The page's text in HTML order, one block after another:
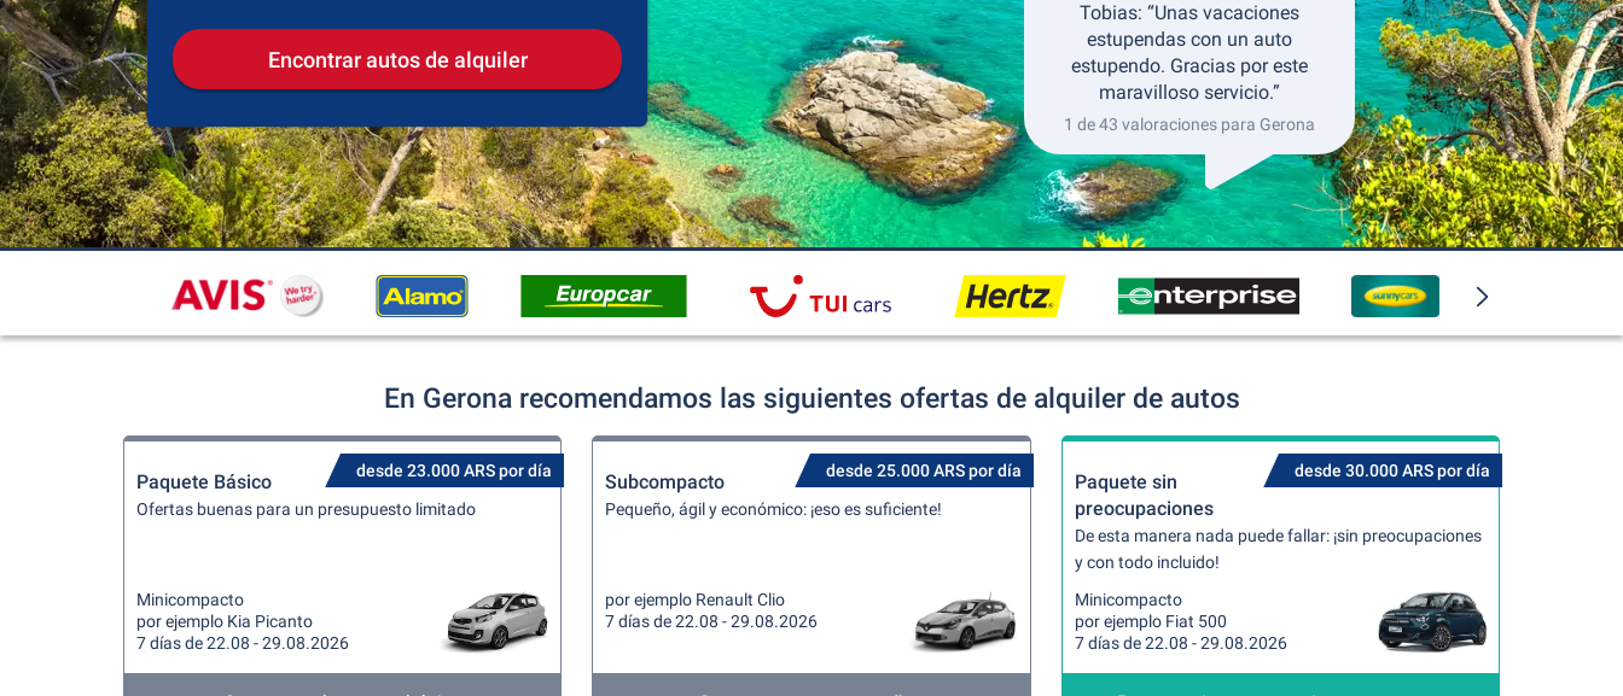
Encontrar autos de alquiler
Tobias: “Unas vacaciones
estupendas con un auto
estupendo. Gracias por este
maravilloso servicio.”
1 de 43 valoraciones para Gerona
En Gerona recomendamos las siguientes ofertas de alquiler de autos
desde 23.000 ARS por día
Paquete Básico
Ofertas buenas para un presupuesto limitado
Minicompacto
por ejemplo Kia Picanto
7 días de 22.08 - 29.08.2026
desde 25.000 ARS por día
Subcompacto
Pequeño, ágil y económico: ¡eso es suficiente!
por ejemplo Renault Clio
7 días de 22.08 - 29.08.2026
desde 30.000 ARS por día
Paquete sin
preocupaciones
De esta manera nada puede fallar: ¡sin preocupaciones
y con todo incluido!
Minicompacto
por ejemplo Fiat 500
7 días de 22.08 - 29.08.2026